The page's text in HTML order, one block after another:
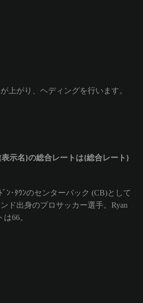
上がり、ヘディングを行います。
示名}の総合レートは{総合レート}
ﾞﾝ･ﾀｳﾝのセンターバック (CB)として
ド出身のプロサッカー選手。Ryan
66。